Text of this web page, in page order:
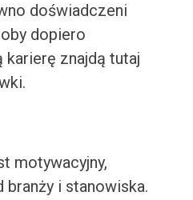
doświadczeni
dopiero
karierę znajdą tutaj
motywacyjny,
branży i stanowiska.